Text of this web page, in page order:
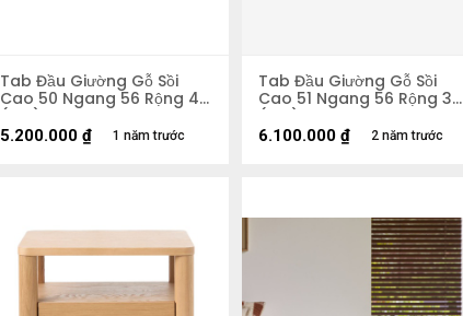
Tab Đầu Giường Gỗ Sồi
Cao 50 Ngang 56 Rộng 48
(cm)
1 năm trước
5.200.000 ₫
Tab Đầu Giường Gỗ Sồi
Cao 51 Ngang 56 Rộng 39
(cm)
2 năm trước
6.100.000 ₫